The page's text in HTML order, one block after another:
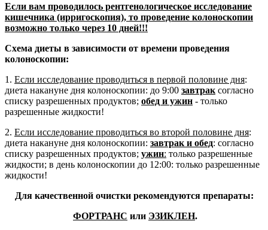
Если вам проводилось рентгенологическое исследование
кишечника (ирригоскопия), то проведение колоноскопии
возможно только через 10 дней!!!
Схема диеты в зависимости от времени проведения
колоноскопии:
1. Если исследование проводиться в первой половине дня:
диета накануне дня колоноскопии: до 9:00 завтрак согласно
списку разрешенных продуктов; обед и ужин - только
разрешенные жидкости!
2. Если исследование проводиться во второй половине дня:
диета накануне дня колоноскопии: завтрак и обед: согласно
списку разрешенных продуктов; ужин: только разрешенные
жидкости; в день колоноскопии до 12:00: только разрешенные
жидкости!
Для качественной очистки рекомендуются препараты:
ФОРТРАНС или ЭЗИКЛЕН.